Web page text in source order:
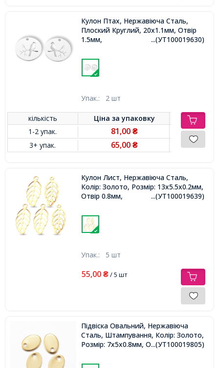
Кулон Птах, Нержавіюча Сталь,
Плоский Круглий, 20х1.1мм, Отвір
1.5мм,
...(УТ100019630)
Упак.: 2 шт
кількість Ціна заупаковку
1-2 упак.
81,00₴
3+ упак. 65,00₴
Кулон Лист, Нержавіюча Сталь,
Колір: Золото, Розмір: 13х5.5х0.2мм,
Отвір 0.8мм,
...(УТ100019639)
Упак.: 5 шт
55,00 ₴/ 5 шт
Підвіска Овальний, Нержавіюча
Сталь, Штампування, Колір: Золото,
Розмір: 7х5х0.8мм, Отвір 1мм,
...(УТ100019805)